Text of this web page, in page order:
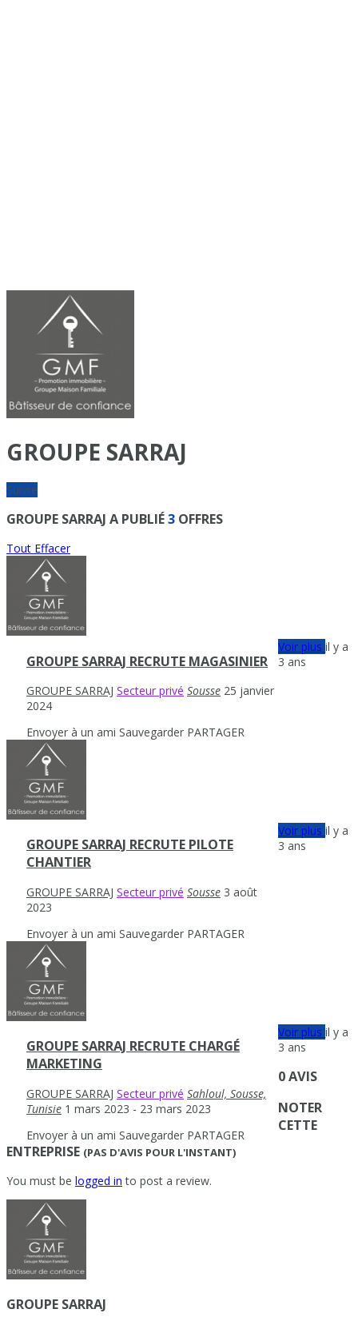
GROUPE SARRAJ
Suivre
GROUPE SARRAJ A PUBLIÉ3 OFFRES
Tout Effacer
GROUPE SARRAJ RECRUTE MAGASINIER
GROUPE SARRAJ Secteur privé Sousse 25 janvier
2024
Envoyer à un ami Sauvegarder PARTAGER
Voir plusil y a
3 ans
GROUPE SARRAJ RECRUTE PILOTE
CHANTIER
GROUPE SARRAJ Secteur privé Sousse 3 août
2023
Envoyer à un ami Sauvegarder PARTAGER
Voir plusil y a
3 ans
GROUPE SARRAJ RECRUTE CHARGÉ
MARKETING
GROUPE SARRAJ Secteur privé Sahloul, Sousse,
Tunisie 1 mars 2023 - 23 mars 2023
Envoyer à un ami Sauvegarder PARTAGER
Voir plusil y a
3 ans
0 AVIS
NOTER
CETTE
ENTREPRISE (PAS D'AVIS POUR L'INSTANT)
You must be logged in to post a review.
GROUPE SARRAJ